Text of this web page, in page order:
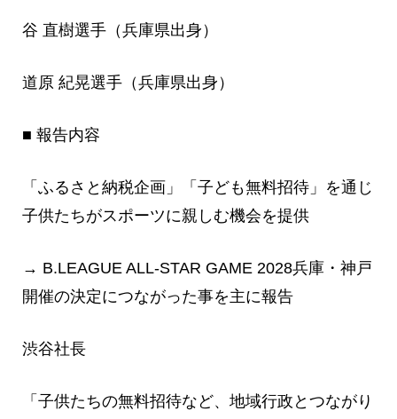
谷 直樹選手（兵庫県出身）
道原 紀晃選手（兵庫県出身）
■ 報告内容
「ふるさと納税企画」「子ども無料招待」を通じ
子供たちがスポーツに親しむ機会を提供
→ B.LEAGUE ALL‑STAR GAME 2028兵庫・神戸
開催の決定につながった事を主に報告
渋谷社長
「子供たちの無料招待など、地域行政とつながり